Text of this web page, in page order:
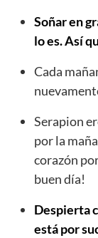
Soñar en
lo es. Así
Cada
Serapion
por la
corazón
buen día!
Despierta
está por